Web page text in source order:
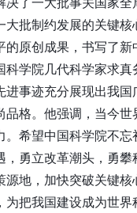
大批制约发展的关键
的原创成果，书写了
学院几代科学家求真
进事迹充分展现出我
品格。他强调，当今
。希望中国科学院不忘
，勇立改革潮头，勇
源地，加快突破关键
为把我国建设成为世